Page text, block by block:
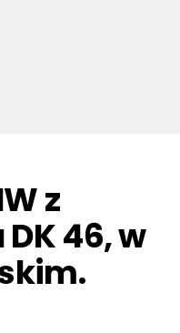
z
46, w